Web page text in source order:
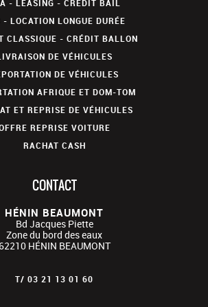
- LEASING - CRÉDIT BAIL
- LOCATION LONGUE DURÉE
CLASSIQUE - CRÉDIT BALLON
DE VÉHICULES
DE VÉHICULES
AFRIQUE ET DOM-TOM
ET REPRISE DE VÉHICULES
REPRISE VOITURE
RACHAT CASH
CONTACT
HÉNIN BEAUMONT
Bd Jacques Piette
Zone du bord des eaux
62210 HÉNIN BEAUMONT
T/ 03 21 13 01 60